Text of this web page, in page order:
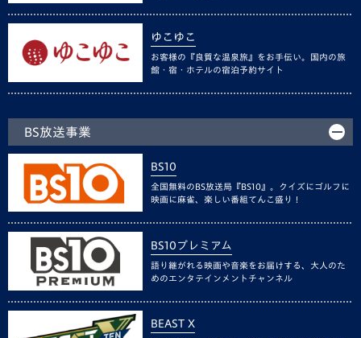
ゆこゆこ
お客様の『良質な温泉旅』をお手伝い。国内の旅
館・宿・ホテルの宿泊予約サイト
BS放送事業
BS10
全国無料のBS放送局『BS10』。クイズにゴルフに
映画に麻雀、楽しい番組てんこ盛り！
BS10プレミアム
語り継がれる映画や音楽をお届けする、大人のた
めのエンタテインメントチャンネル
BEAST X